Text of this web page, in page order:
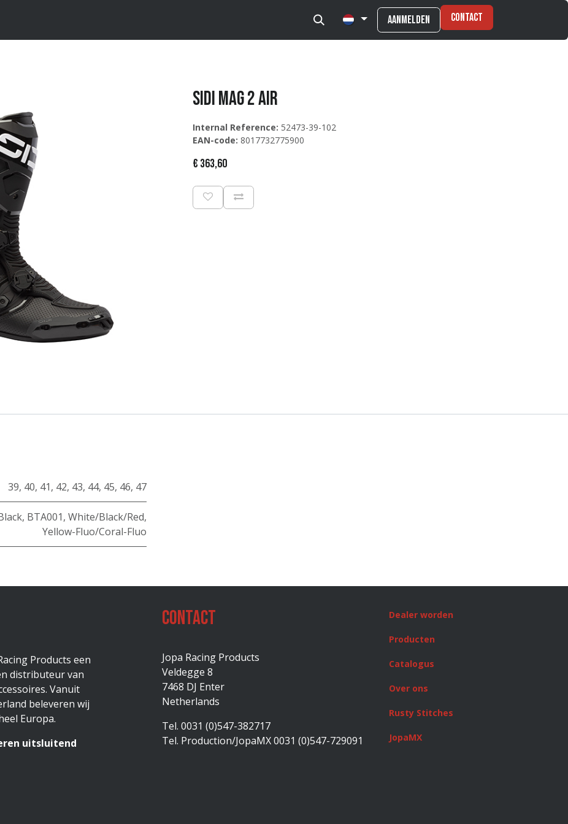
Aanmelden Contact
Sidi MAG 2 AIR
Internal Reference: 52473-39-102
EAN-code: 8017732775900
€ 363,60
39, 40, 41, 42, 43, 44, 45, 46, 47
, BTA001, White/Black/Red,
Yellow-Fluo/Coral-Fluo
Products een
distributeur van
Vanuit
beleveren wij
Europa.
uitsluitend
Contact
Jopa Racing Products
Veldegge 8
7468 DJ Enter
Netherlands
Tel. 0031 (0)547-382717
Tel. Production/JopaMX 0031 (0)547-729091
Dealer worden
Producten
Catalogus
Over ons
Rusty Stitches
JopaMX